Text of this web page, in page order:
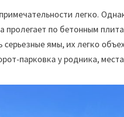
легко.
пролегает по бетонным
серьезные ямы, их легко
парковка у родника,